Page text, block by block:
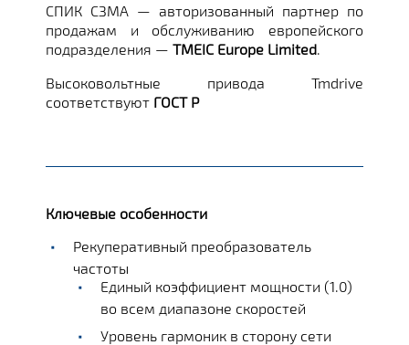
СПИК СЗМА — авторизованный партнер по
продажам и обслуживанию европейского
подразделения — TMEIC Europe Limited
Высоковольтные привода Tmdrive
соответствуют ГОСТ Р
Ключевые особенности
Рекуперативный преобразователь
частоты
Единый коэффициент мощности (1.0)
во всем диапазоне скоростей
Уровень гармоник в сторону сети